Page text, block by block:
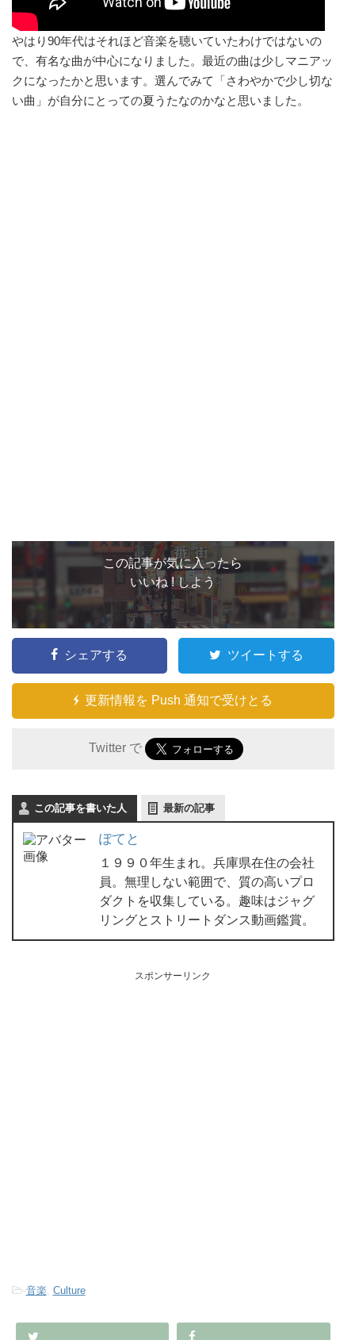
やはり90年代はそれほど音楽を聴いていたわけではないの
で、有名な曲が中心になりました。最近の曲は少しマニアッ
クになったかと思います。選んでみて「さわやかで少し切な
い曲」が自分にとっての夏うたなのかなと思いました。
この記事が気に入ったら
いいね ! しよう
シェアする ツイートする
更新情報を Push 通知で受けとる
Twitter で
この記事を書いた人 最新の記事
ぽてと
１９９０年生まれ。兵庫県在住の会社
員。無理しない範囲で、質の高いプロ
ダクトを収集している。趣味はジャグ
リングとストリートダンス動画鑑賞。
スポンサーリンク
-音楽 Culture